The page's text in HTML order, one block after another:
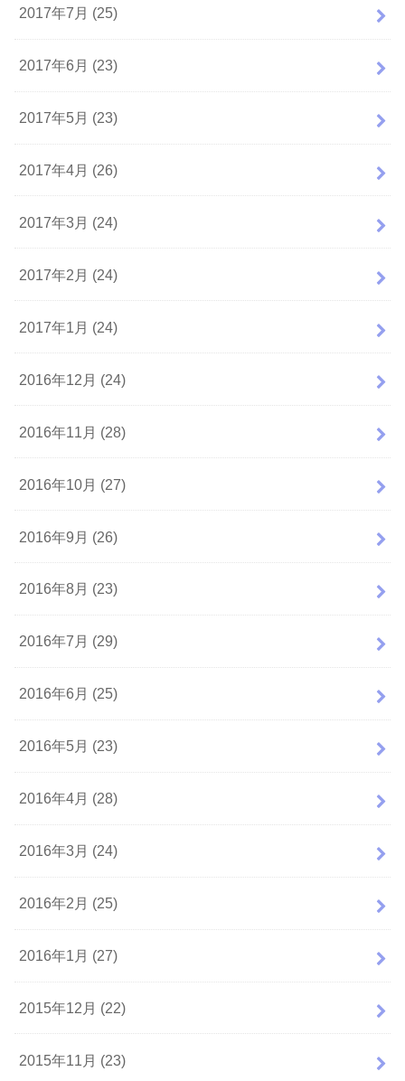
2017年7月 (25)
2017年6月 (23)
2017年5月 (23)
2017年4月 (26)
2017年3月 (24)
2017年2月 (24)
2017年1月 (24)
2016年12月 (24)
2016年11月 (28)
2016年10月 (27)
2016年9月 (26)
2016年8月 (23)
2016年7月 (29)
2016年6月 (25)
2016年5月 (23)
2016年4月 (28)
2016年3月 (24)
2016年2月 (25)
2016年1月 (27)
2015年12月 (22)
2015年11月 (23)